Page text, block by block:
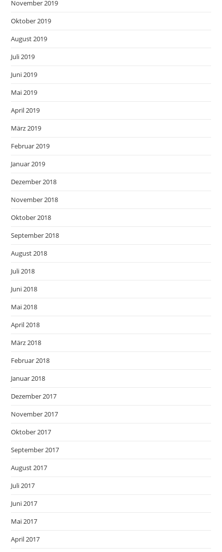
November 2019
Oktober 2019
August 2019
Juli 2019
Juni 2019
Mai 2019
April 2019
März 2019
Februar 2019
Januar 2019
Dezember 2018
November 2018
Oktober 2018
September 2018
August 2018
Juli 2018
Juni 2018
Mai 2018
April 2018
März 2018
Februar 2018
Januar 2018
Dezember 2017
November 2017
Oktober 2017
September 2017
August 2017
Juli 2017
Juni 2017
Mai 2017
April 2017